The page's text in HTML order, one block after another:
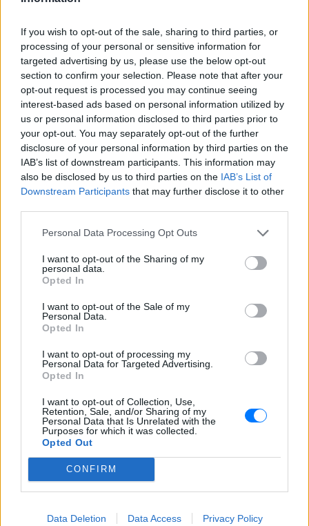
If you wish to opt-out of the sale, sharing to third parties, or
processing of your personal or sensitive information for
targeted advertising by us, please use the below opt-out
section to confirm your selection. Please note that after your
opt-out request is processed you may continue seeing
interest-based ads based on personal information utilized by
us or personal information disclosed to third parties prior to
your opt-out. You may separately opt-out of the further
disclosure of your personal information by third parties on the
IAB’s list of downstream participants. This information may
also be disclosed by us to third parties on the IAB’s List of
Downstream Participants that may further disclose it to other
Personal Data Processing Opt Outs
I want to opt-out of the Sharing of my
personal data.
Opted In
I want to opt-out of the Sale of my
Personal Data.
Opted In
I want to opt-out of processing my
Personal Data for Targeted Advertising.
Opted In
I want to opt-out of Collection, Use,
Retention, Sale, and/or Sharing of my
Personal Data that Is Unrelated with the
Purposes for which it was collected.
Opted Out
CONFIRM
Data Deletion Data Access Privacy Policy
ΔΕΙΤΕ ΕΠΙΣΗΣ
ΣΤΗΝ ΙΔΙΑ ΚΑΤΗΓΟΡΙΑ
«Θέλω τον μπαμπά μου»: Το
βίντεο της μεθυσμένης οδηγού
που σκότωσε νύφη ώρες μετά
τον γάμο της
ΣΉΜΕΡΑ
Η Jamie Lee Komoroski, με αλκοόλ
πάνω στο golf cart των νεόνυμφων στο
Folly Beach - τώρα νέο υλικό από το
συμπεριφορά της λίγο μετά τη μοιραία
γυναίκα και το παιδί μου, τα
ΣΉΜΕΡΑ
φορτηγό στην επαρχιακή οδό Αμφίπολης
– Δράμας, κοντά στην Παλαιοκώμη.
Καταδίωξη στο κέντρο της
τζάμι του οδηγού – «Μην κάνεις
ΣΉΜΕΡΑ
λευκό όχημα έχασε τον έλεγχο και